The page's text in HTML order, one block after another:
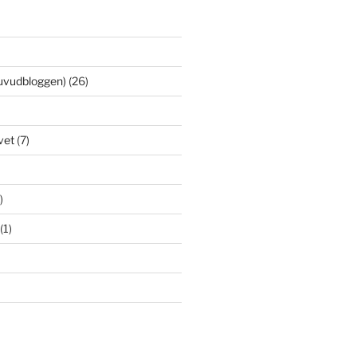
(26)
(7)